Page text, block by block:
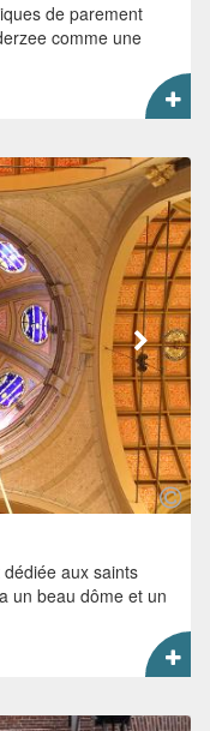
de parement
comme une
aux saints
un beau dôme et un